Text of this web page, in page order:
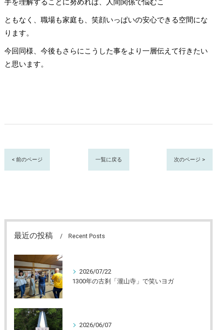
ともなく、職場も家庭も、笑顔いっぱいの安心できる空間にな
ります。
今回同様、今後もさらにこうした事をより一層伝えて行きたい
と思います。
< 前のページ 一覧に戻る 次のページ >
最近の投稿 Recent Posts
2026/07/22
1300年の古刹「瀧山寺」で笑いヨガ
2026/06/07